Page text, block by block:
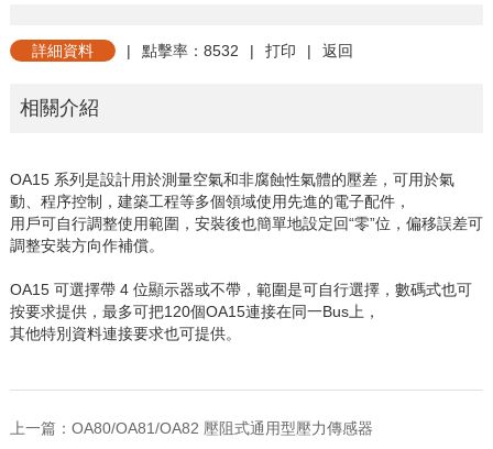
詳細資料 | 點擊率：8532 | 打印 | 返回
相關介紹
OA15 系列是設計用於測量空氣和非腐蝕性氣體的壓差，可用於氣
動、程序控制，建築工程等多個領域使用先進的電子配件，
用戶可自行調整使用範圍，安裝後也簡單地設定回“零”位，偏移誤差可
調整安裝方向作補償。
OA15 可選擇帶 4 位顯示器或不帶，範圍是可自行選擇，數碼式也可
按要求提供，最多可把120個OA15連接在同一Bus上，
其他特別資料連接要求也可提供。
上一篇： OA80/OA81/OA82 壓阻式通用型壓力傳感器